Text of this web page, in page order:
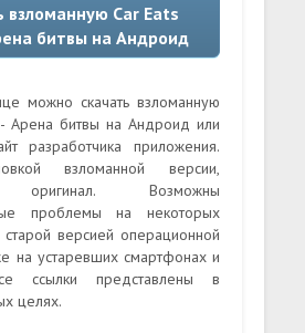
взломанную Car Eats
битвы на Андроид
можно скачать взломанную
Арена битвы на Андроид или
разработчика приложения.
взломанной версии,
оригинал. Возможны
проблемы на некоторых
старой версией операционной
на устаревших смартфонах и
ссылки представлены в
целях.